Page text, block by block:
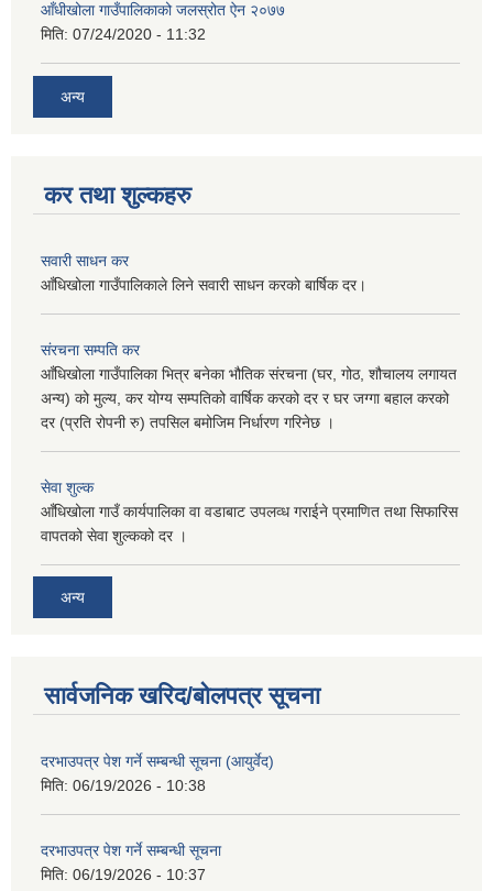
आँधीखोला गाउँपालिकाको जलस्रोत ऐन २०७७
मिति: 07/24/2020 - 11:32
अन्य
कर तथा शुल्कहरु
सवारी साधन कर
आँधिखोला गाउँपालिकाले लिने सवारी साधन करको बार्षिक दर।
संरचना सम्पति कर
आँधिखोला गाउँपालिका भित्र बनेका भौतिक संरचना (घर, गोठ, शौचालय लगायत
अन्य) को मुल्य, कर योग्य सम्पतिको वार्षिक करको दर र घर जग्गा बहाल करको
दर (प्रति रोपनी रु) तपसिल बमोजिम निर्धारण गरिनेछ ।
सेवा शुल्क
आँधिखोला गाउँ कार्यपालिका वा वडाबाट उपलव्ध गराईने प्रमाणित तथा सिफारिस
वापतको सेवा शुल्कको दर ।
अन्य
सार्वजनिक खरिद/बोलपत्र सूचना
दरभाउपत्र पेश गर्ने सम्बन्धी सूचना (आयुर्वेद)
मिति: 06/19/2026 - 10:38
दरभाउपत्र पेश गर्ने सम्बन्धी सूचना
मिति: 06/19/2026 - 10:37